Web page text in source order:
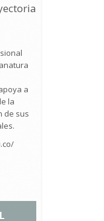
a
la
de sus